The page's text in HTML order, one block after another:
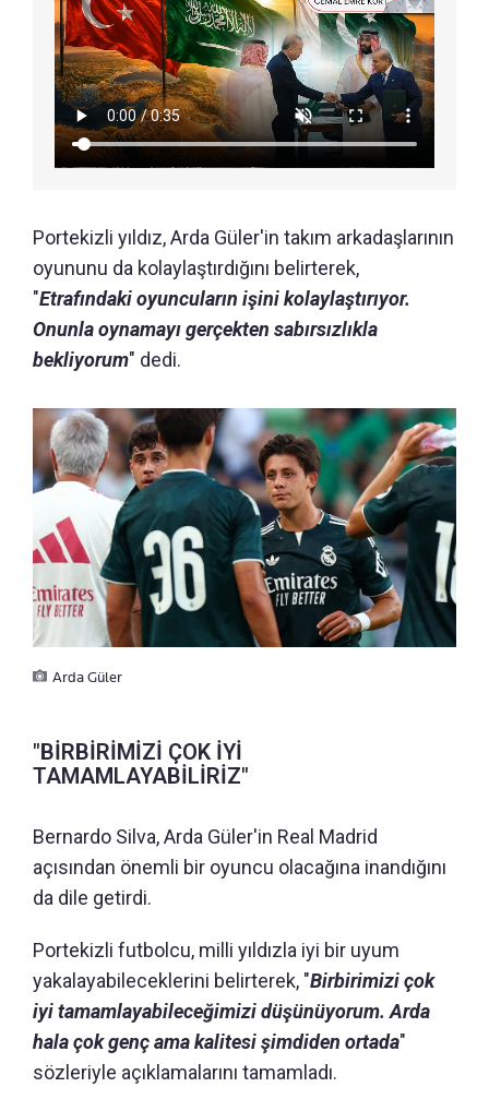
Portekizli yıldız, Arda Güler'in takım arkadaşlarının
oyununu da kolaylaştırdığını belirterek,
"Etrafındaki oyuncuların işini kolaylaştırıyor.
Onunla oynamayı gerçekten sabırsızlıkla
bekliyorum" dedi.
Arda Güler
"BİRBİRİMİZİ ÇOK İYİ
TAMAMLAYABİLİRİZ"
Bernardo Silva, Arda Güler'in Real Madrid
açısından önemli bir oyuncu olacağına inandığını
da dile getirdi.
Portekizli futbolcu, milli yıldızla iyi bir uyum
yakalayabileceklerini belirterek, "Birbirimizi çok
iyi tamamlayabileceğimizi düşünüyorum. Arda
hala çok genç ama kalitesi şimdiden ortada"
sözleriyle açıklamalarını tamamladı.